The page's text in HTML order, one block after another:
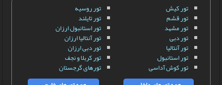
تور کیش
تور قشم
تور مشهد
تور دبی
تور آنتالیا
تور استانبول
تور کوش آداسی
تور روسیه
تور تایلند
تور استانبول ارزان
تور آنتالیا ارزان
تور دبی ارزان
تور کربلا و نجف
تورهای گرجستان